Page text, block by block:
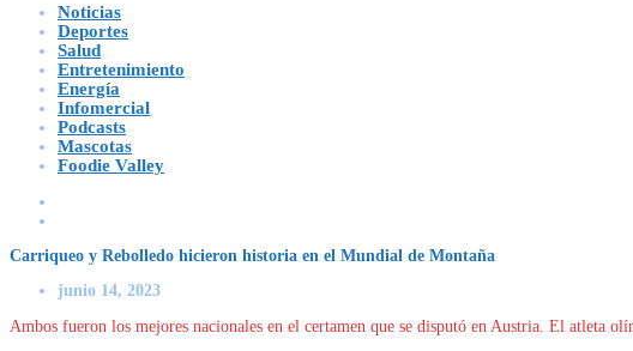
Noticias
Deportes
Salud
Entretenimiento
Energía
Infomercial
Podcasts
Mascotas
Foodie Valley
Carriqueo y Rebolledo hicieron historia en el Mundial de Montaña
junio 14, 2023
Ambos fueron los mejores nacionales en el certamen que se disputó en Austria. El atleta